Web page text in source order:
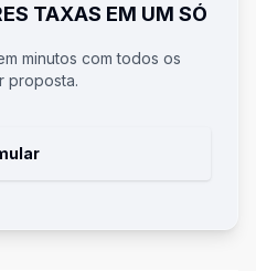
TAXAS EM UM SÓ
minutos com todos os
proposta.